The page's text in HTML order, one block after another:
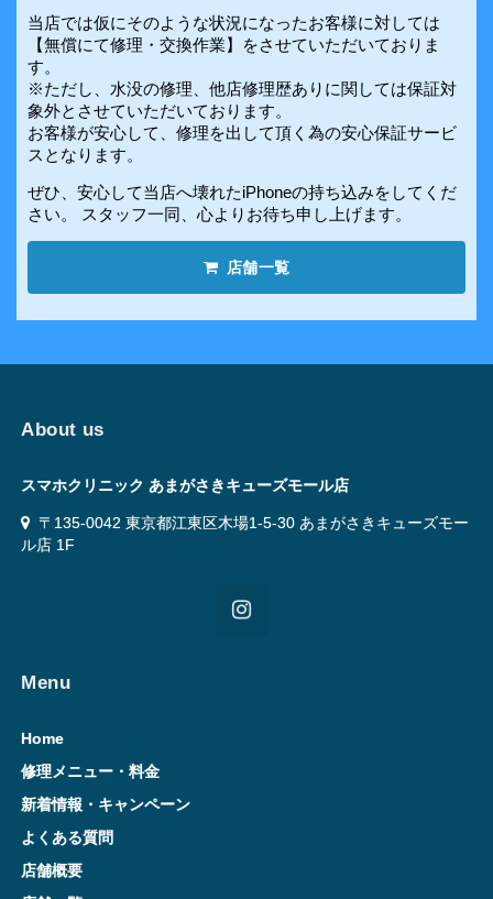
当店では仮にそのような状況になったお客様に対しては
【無償にて修理・交換作業】をさせていただいておりま
す。
※ただし、水没の修理、他店修理歴ありに関しては保証対
象外とさせていただいております。
お客様が安心して、修理を出して頂く為の安心保証サービ
スとなります。
ぜひ、安心して当店へ壊れたiPhoneの持ち込みをしてくだ
さい。 スタッフ一同、心よりお待ち申し上げます。
店舗一覧
About us
スマホクリニック あまがさきキューズモール店
〒135-0042 東京都江東区木場1-5-30 あまがさきキューズモー
ル店 1F
Menu
Home
修理メニュー・料金
新着情報・キャンペーン
よくある質問
店舗概要